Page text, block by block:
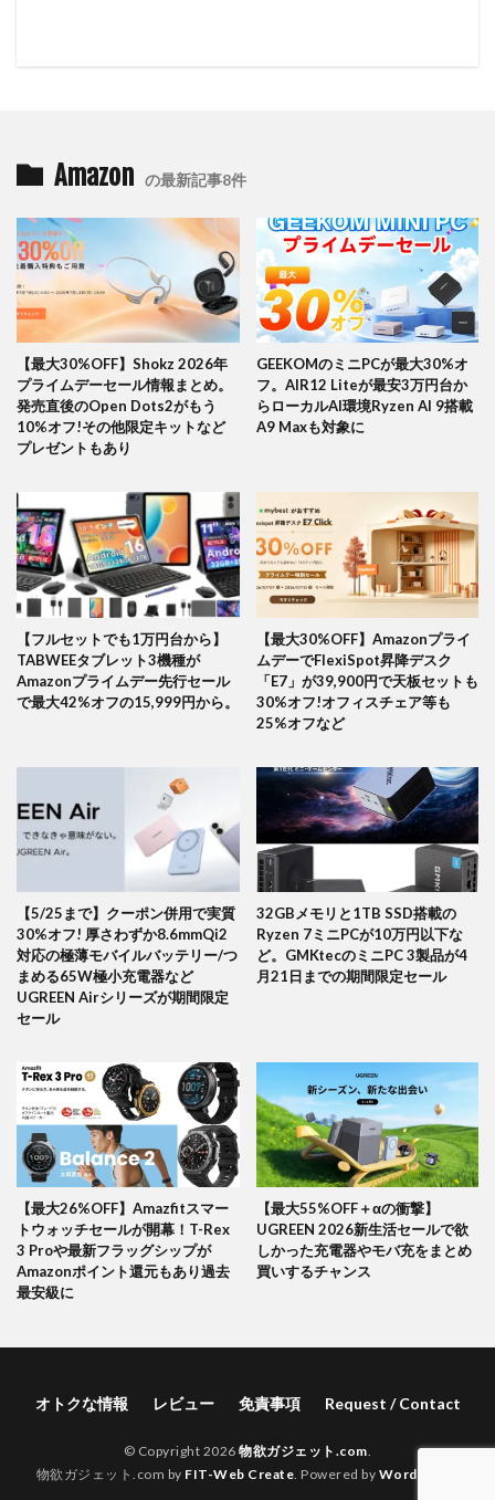
Amazon の最新記事8件
【最大30%OFF】Shokz 2026年
プライムデーセール情報まとめ。
発売直後のOpen Dots2がもう
10%オフ!その他限定キットなど
プレゼントもあり
GEEKOMのミニPCが最大30%オ
フ。AIR12 Liteが最安3万円台か
らローカルAI環境Ryzen AI 9搭載
A9 Maxも対象に
【フルセットでも1万円台から】
TABWEEタブレット3機種が
Amazonプライムデー先行セール
で最大42%オフの15,999円から。
【最大30%OFF】Amazonプライ
ムデーでFlexiSpot昇降デスク
「E7」が39,900円で天板セットも
30%オフ!オフィスチェア等も
25%オフなど
【5/25まで】クーポン併用で実質
30%オフ! 厚さわずか8.6mmQi2
対応の極薄モバイルバッテリー/つ
まめる65W極小充電器など
UGREEN Airシリーズが期間限定
セール
32GBメモリと1TB SSD搭載の
Ryzen 7ミニPCが10万円以下な
ど。GMKtecのミニPC 3製品が4
月21日までの期間限定セール
【最大26%OFF】Amazfitスマー
トウォッチセールが開幕！T-Rex
3 Proや最新フラッグシップが
Amazonポイント還元もあり過去
最安級に
【最大55%OFF＋αの衝撃】
UGREEN 2026新生活セールで欲
しかった充電器やモバ充をまとめ
買いするチャンス
オトクな情報 レビュー 免責事項 Request / Contact
© Copyright 2026物欲ガジェット.com.
物欲ガジェット.com by FIT-Web Create. Powered by WordPress